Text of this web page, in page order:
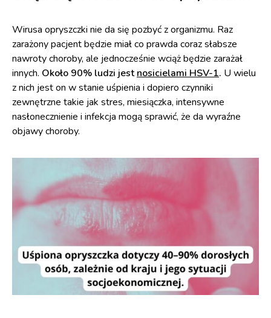
Wirusa opryszczki nie da się pozbyć z organizmu. Raz
zarażony pacjent będzie miał co prawda coraz słabsze
nawroty choroby, ale jednocześnie wciąż będzie zarażał
innych. Około 90% ludzi jestnosicielami HSV-1. U wielu
z nich jest on w stanie uśpienia i dopiero czynniki
zewnętrzne takie jak stres, miesiączka, intensywne
nasłonecznienie i infekcja mogą sprawić, że da wyraźne
objawy choroby.